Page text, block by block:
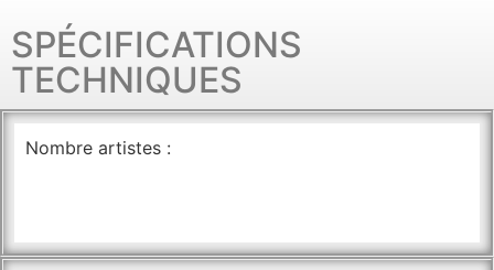
SPÉCIFICATIONS
TECHNIQUES
Nombre artistes :